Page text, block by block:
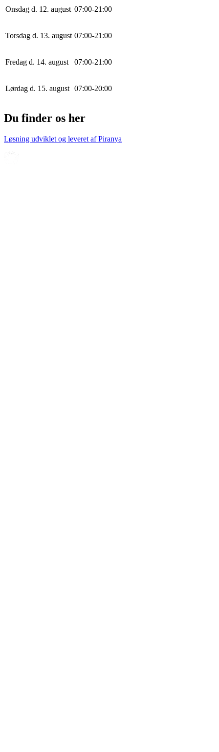
Onsdag d. 12. august 07:00-21 :00
Torsdag d. 13. august 07:00-21 :00
Fredag d. 14. august 07:00-21 :00
Lørdag d. 15. august 07:00-20:00
Du finder os her
Løsning udviklet og leveret afPiranya